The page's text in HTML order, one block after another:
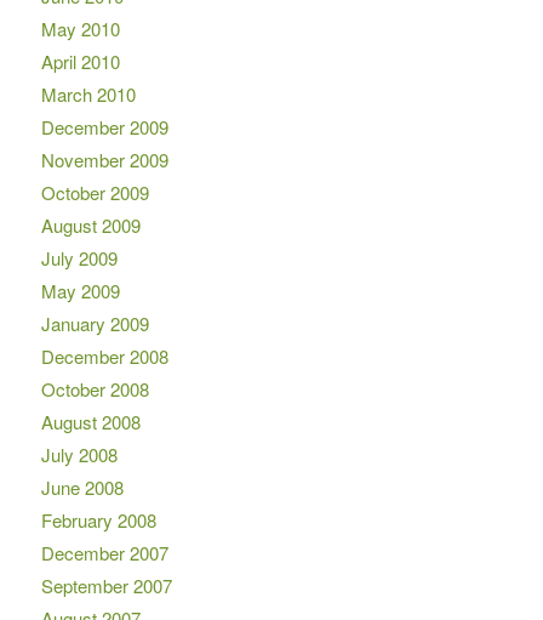
May 2010
April 2010
March 2010
December 2009
November 2009
October 2009
August 2009
July 2009
May 2009
January 2009
December 2008
October 2008
August 2008
July 2008
June 2008
February 2008
December 2007
September 2007